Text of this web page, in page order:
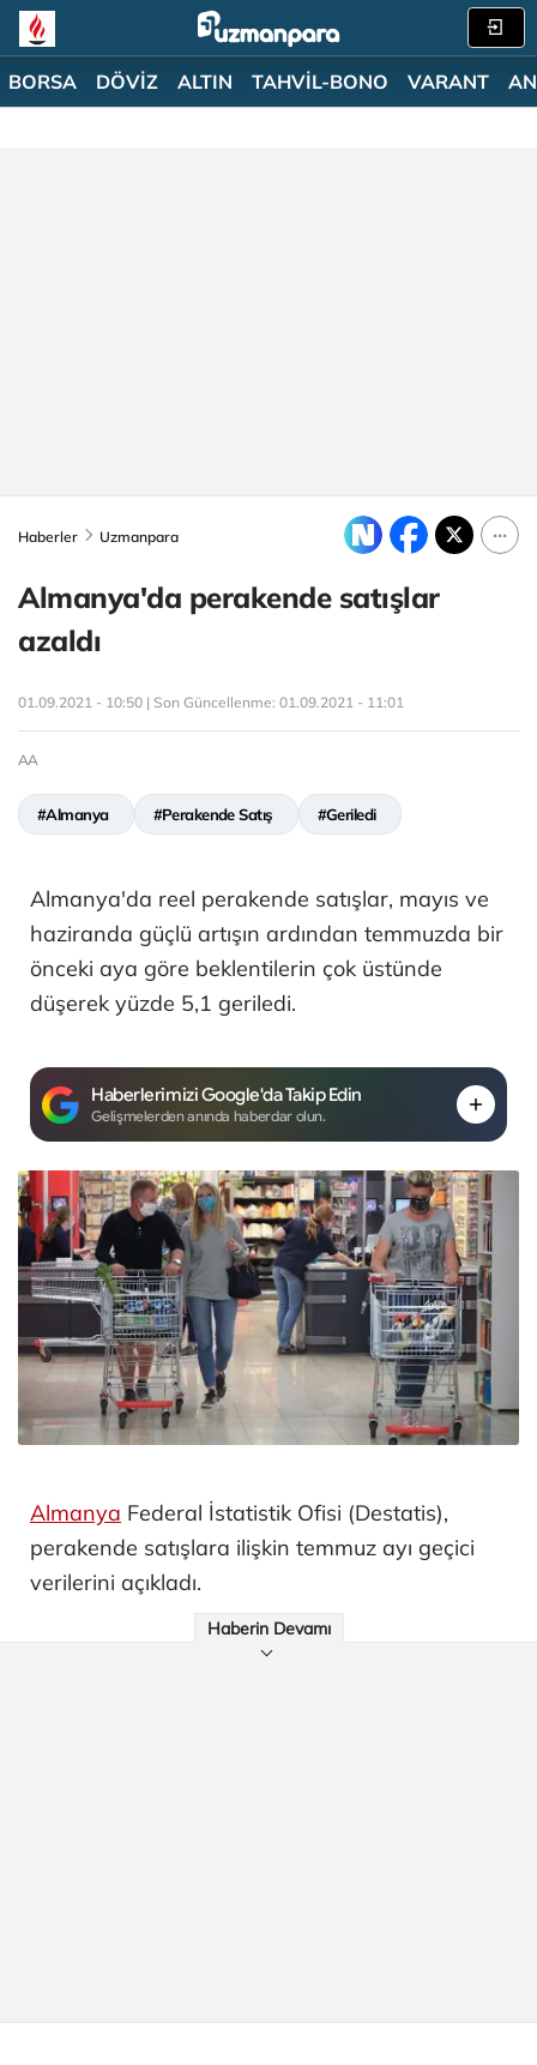
BORSA DÖVİZ ALTIN TAHVİL-BONO VARANT
Haberler Uzmanpara
Almanya'da perakende satışlar
azaldı
01.09.2021 - 10:50 | Son Güncellenme: 01.09.2021 - 11:01
AA
#Almanya #Perakende Satış #Geriledi
Almanya'da reel perakende satışlar, mayıs ve
haziranda güçlü artışın ardından temmuzda bir
önceki aya göre beklentilerin çok üstünde
düşerek yüzde 5,1 geriledi.
Haberlerimizi Google'da Takip Edin
Gelişmelerden anında haberdar olun.
Almanya Federal İstatistik Ofisi (Destatis),
perakende satışlara ilişkin temmuz ayı geçici
verilerini açıkladı.
Haberin Devamı